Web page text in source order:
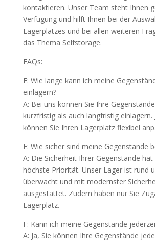
kontaktieren. Unser Team steht Ihnen
Verfügung und hilft Ihnen bei der
Lagerplatzes und bei allen weiteren
das Thema Selfstorage.
FAQs:
F: Wie lange kann ich meine
einlagern?
A: Bei uns können Sie Ihre
kurzfristig als auch langfristig einlagern.
können Sie Ihren Lagerplatz flexibel
F: Wie sicher sind meine Gegenstände
A: Die Sicherheit Ihrer Gegenstände hat
höchste Priorität. Unser Lager ist rund
überwacht und mit modernster
ausgestattet. Zudem haben nur Sie
Lagerplatz.
F: Kann ich meine Gegenstände
A: Ja, Sie können Ihre Gegenstände